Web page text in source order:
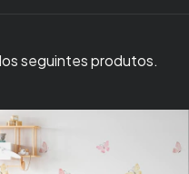
seguintes produtos.